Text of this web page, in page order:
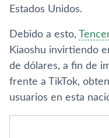
Estados Unidos.
Debido a esto,
Kiaoshu invirtiendo
de dólares, a fin de
frente a TikTok,
usuarios en esta